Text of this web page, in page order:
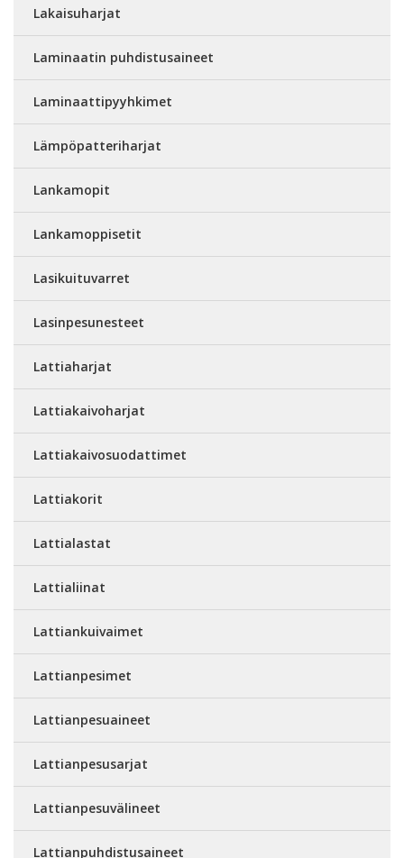
Lakaisuharjat
Laminaatin puhdistusaineet
Laminaattipyyhkimet
Lämpöpatteriharjat
Lankamopit
Lankamoppisetit
Lasikuituvarret
Lasinpesunesteet
Lattiaharjat
Lattiakaivoharjat
Lattiakaivosuodattimet
Lattiakorit
Lattialastat
Lattialiinat
Lattiankuivaimet
Lattianpesimet
Lattianpesuaineet
Lattianpesusarjat
Lattianpesuvälineet
Lattianpuhdistusaineet